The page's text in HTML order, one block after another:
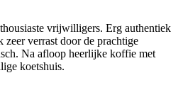
vrijwilligers. Erg authentiek
verrast door de prachtige
Na afloop heerlijke koffie met
koetshuis.